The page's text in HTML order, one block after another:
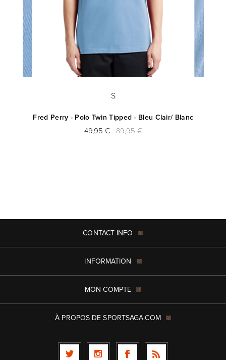
S
Fred Perry - Polo Twin Tipped - Bleu Clair/ Blanc
49,95 € 89,95 €
CONTACT INFO
INFORMATION
MON COMPTE
À PROPOS DE SPORTSAGA.COM